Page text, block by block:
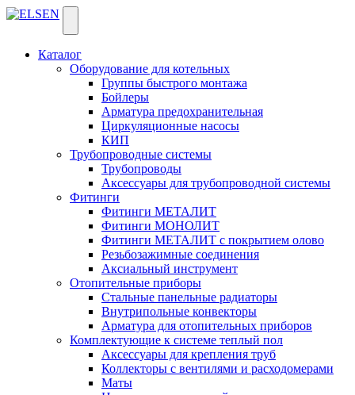
Каталог
Оборудование для котельных
Группы быстрого монтажа
Бойлеры
Арматура предохранительная
Циркуляционные насосы
КИП
Трубопроводные системы
Трубопроводы
Аксессуары для трубопроводной системы
Фитинги
Фитинги МЕТАЛИТ
Фитинги МОНОЛИТ
Фитинги МЕТАЛИТ с покрытием олово
Резьбозажимные соединения
Аксиальный инструмент
Отопительные приборы
Стальные панельные радиаторы
Внутрипольные конвекторы
Арматура для отопительных приборов
Комплектующие к системе теплый пол
Аксессуары для крепления труб
Коллекторы с вентилями и расходомерами
Маты